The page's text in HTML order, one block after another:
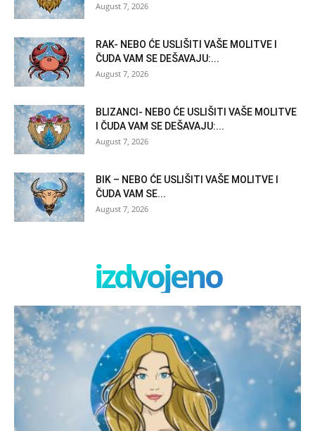
August 7, 2026
RAK- NEBO ĆE USLIŠITI VAŠE MOLITVE I
ČUDA VAM SE DEŠAVAJU:...
August 7, 2026
BLIZANCI- NEBO ĆE USLIŠITI VAŠE MOLITVE
I ČUDA VAM SE DEŠAVAJU:...
August 7, 2026
BIK – NEBO ĆE USLIŠITI VAŠE MOLITVE I
ČUDA VAM SE...
August 7, 2026
izdvojeno